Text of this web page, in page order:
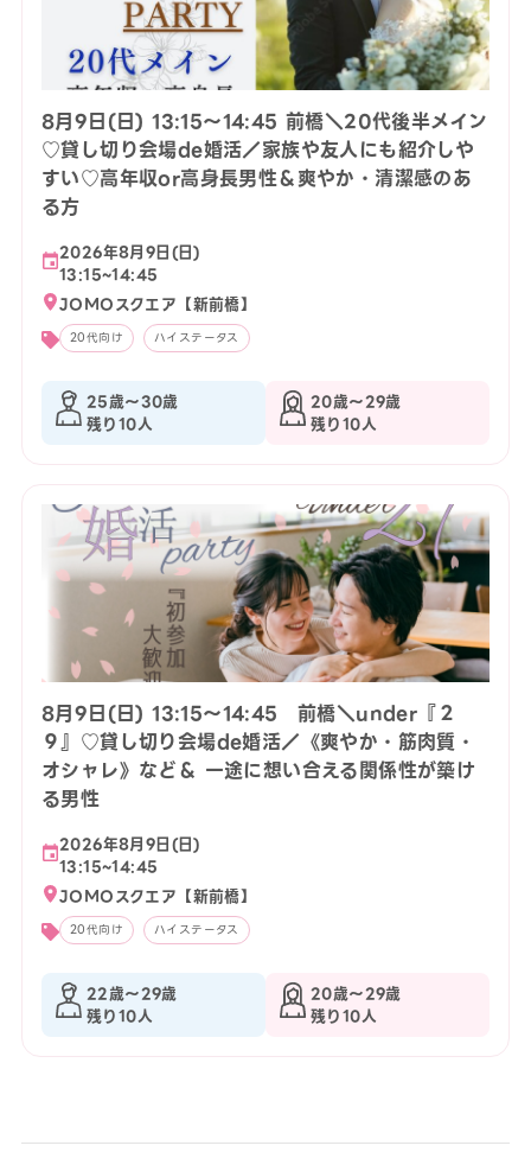
8月9日(日) 13:15〜14:45 前橋＼20代後半メイン
♡貸し切り会場de婚活／家族や友人にも紹介しや
すい♡高年収or高身長男性＆爽やか・清潔感のあ
る方
2026年8月9日(日)
13:15~14:45
JOMOスクエア【新前橋】
20代向け ハイステータス
25歳〜30歳
残り10人
20歳〜29歳
残り10人
8月9日(日) 13:15〜14:45 前橋＼under『２
９』♡貸し切り会場de婚活／《爽やか・筋肉質・
オシャレ》など＆ 一途に想い合える関係性が築け
る男性
2026年8月9日(日)
13:15~14:45
JOMOスクエア【新前橋】
20代向け ハイステータス
22歳〜29歳
残り10人
20歳〜29歳
残り10人